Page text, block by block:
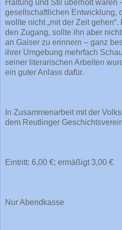
Haltung und Stil überholt waren
gesellschaftlichen Entwicklung,
wollte nicht „mit der Zeit
den Zugang, sollte ihn aber
an Gaiser zu erinnern – ganz
ihrer Umgebung mehrfach
seiner literarischen Arbeiten
ein guter Anlass dafür.
In Zusammenarbeit mit der
dem Reutlinger
Eintritt: 6,00 €; ermäßigt 3,00 €
Nur Abendkasse